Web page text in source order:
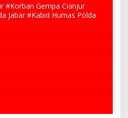
#Korban Gempa Cianjur
Jabar #Kabid Humas Polda